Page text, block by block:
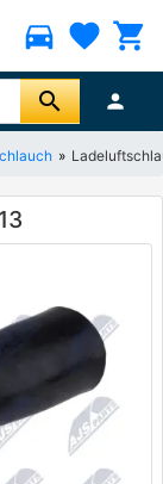
directions_car favorite shopping_cart
search person